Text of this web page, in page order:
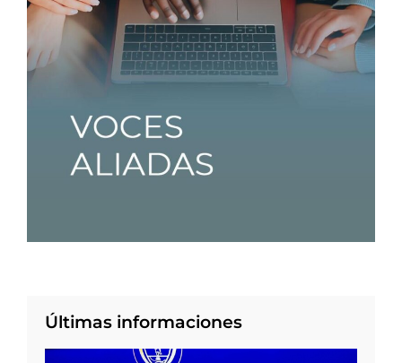
Últimas informaciones